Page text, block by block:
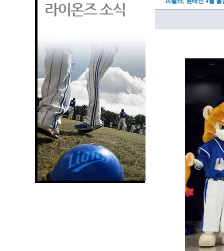
라이온즈 소식